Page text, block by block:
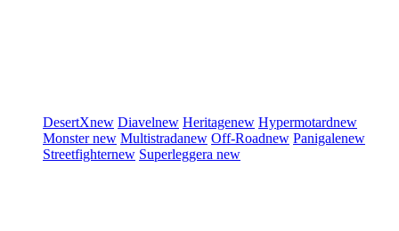
DesertXnew Diavelnew Heritagenew Hypermotardnew
Monsternew Multistradanew Off-Roadnew Panigalenew
Streetfighternew Superleggera new